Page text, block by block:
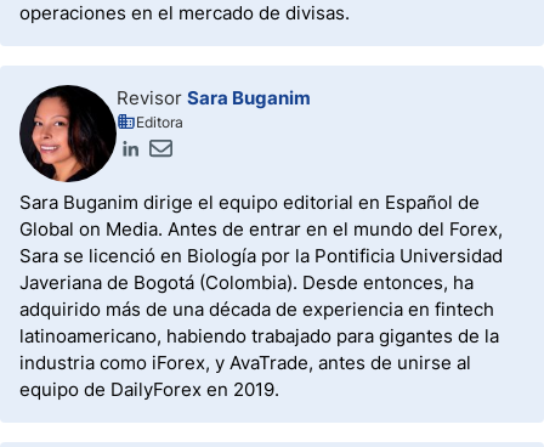
operaciones en el mercado de divisas.
Revisor Sara Buganim
Editora
Sara Buganim dirige el equipo editorial en Español de
Global on Media. Antes de entrar en el mundo del Forex,
Sara se licenció en Biología por la Pontificia Universidad
Javeriana de Bogotá (Colombia). Desde entonces, ha
adquirido más de una década de experiencia en fintech
latinoamericano, habiendo trabajado para gigantes de la
industria como iForex, y AvaTrade, antes de unirse al
equipo de DailyForex en 2019.